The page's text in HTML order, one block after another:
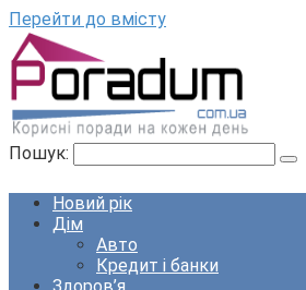
Перейти до вмісту
Пошук:
Новий рік
Дім
Авто
Кредит і банки